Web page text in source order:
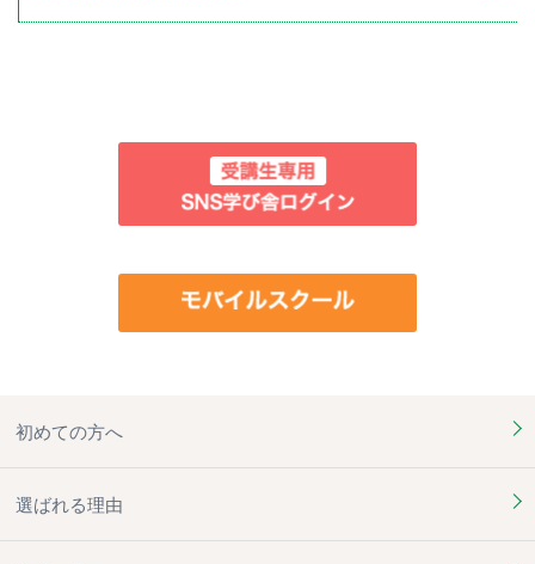
初めての方へ
選ばれる理由